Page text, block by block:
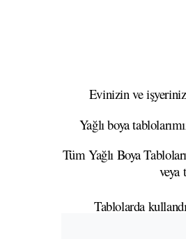
Evinizin ve
Yağlı boya
Tüm Yağlı Boya
veya
Tablolarda